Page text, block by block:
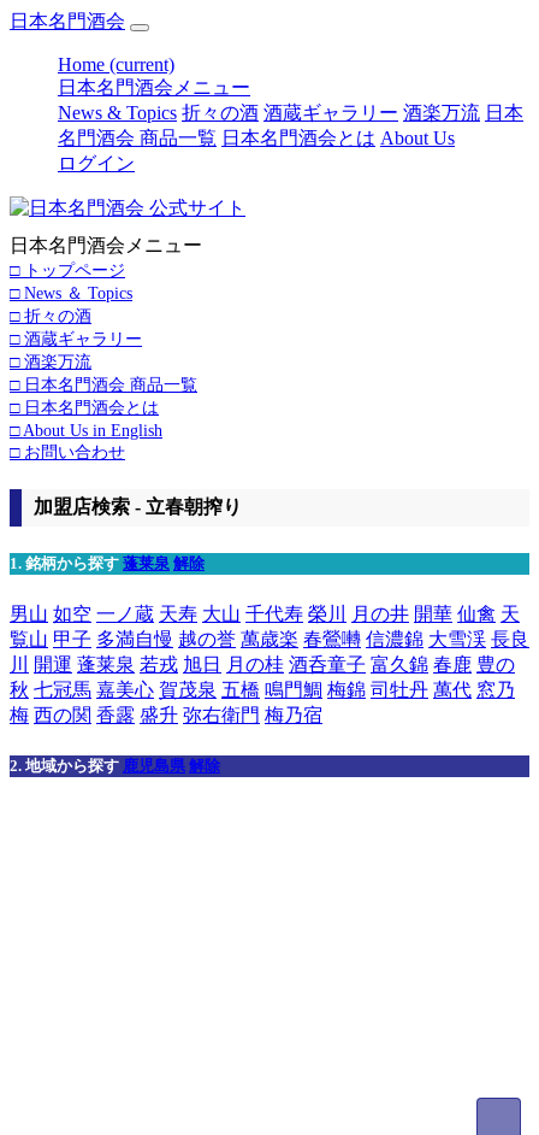
日本名門酒会
Home (current)
日本名門酒会メニュー
News & Topics 折々の酒 酒蔵ギャラリー 酒楽万流 日本
名門酒会 商品一覧 日本名門酒会とは About Us
ログイン
日本名門酒会メニュー
□ トップページ
□ News ＆ Topics
□ 折々の酒
□ 酒蔵ギャラリー
□ 酒楽万流
□ 日本名門酒会 商品一覧
□ 日本名門酒会とは
□ About Us in English
□ お問い合わせ
加盟店検索 - 立春朝搾り
1. 銘柄から探す 蓬莱泉 解除
男山 如空 一ノ蔵 天寿 大山 千代寿 榮川 月の井 開華 仙禽 天
覧山 甲子 多満自慢 越の誉 萬歳楽 春鶯囀 信濃錦 大雪渓 長良
川
開運 蓬莱泉 若戎 旭日 月の桂 酒呑童子 富久錦 春鹿 豊の
秋 七冠馬 嘉美心 賀茂泉 五橋 鳴門鯛 梅錦 司牡丹 萬代 窓乃
梅 西の関 香露 盛升 弥右衛門 梅乃宿
2. 地域から探す 鹿児島県 解除